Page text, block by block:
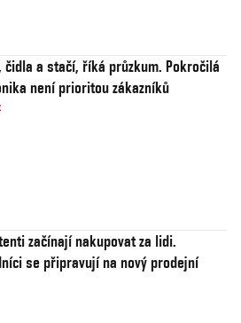
čidla a stačí, říká průzkum. Pokročilá
není prioritou zákazníků
začínají nakupovat za lidi.
se připravují na nový prodejní